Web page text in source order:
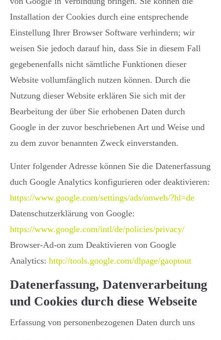
Installation der Cookies durch eine entsprechende
Einstellung Ihrer Browser Software verhindern; wir
weisen Sie jedoch darauf hin, dass Sie in diesem Fall
gegebenenfalls nicht sämtliche Funktionen dieser
Website vollumfänglich nutzen können. Durch die
Nutzung dieser Website erklären Sie sich mit der
Bearbeitung der über Sie erhobenen Daten durch
Google in der zuvor beschriebenen Art und Weise und
zu dem zuvor benannten Zweck einverstanden.
Unter folgender Adresse können Sie die Datenerfassung
duch Google Analytics konfigurieren oder deaktivieren:
https://www.google.com/settings/ads/onweb/?hl=de
Datenschutzerklärung von Google:
https://www.google.com/intl/de/policies/privacy/
Browser-Ad-on zum Deaktivieren von Google
Analytics: http://tools.google.com/dlpage/gaoptout
Datenerfassung, Datenverarbeitung
und Cookies durch diese Webseite
Erfassung von personenbezogenen Daten durch uns